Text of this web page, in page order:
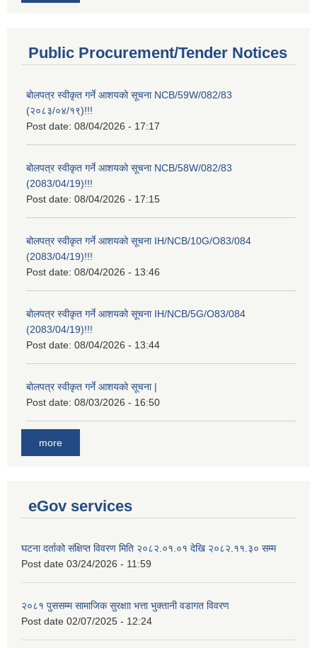
Public Procurement/Tender Notices
बोलपत्र स्वीकृत गर्ने आशयको सूचना NCB/59W/082/83
(२०८३/०४/१९)!!!
Post date: 08/04/2026 - 17:17
बोलपत्र स्वीकृत गर्ने आशयको सूचना NCB/58W/082/83
(2083/04/19)!!!
Post date: 08/04/2026 - 17:15
बोलपत्र स्वीकृत गर्ने आशयको सूचना IH/NCB/10G/O83/084
(2083/04/19)!!!
Post date: 08/04/2026 - 13:46
बोलपत्र स्वीकृत गर्ने आशयको सूचना IH/NCB/5G/O83/084
(2083/04/19)!!!
Post date: 08/04/2026 - 13:44
बोलपत्र स्वीकृत गर्ने आशयको सूचना |
Post date: 08/03/2026 - 16:50
more
eGov services
घटना दर्ताको संक्षिप्त विवरण मिति २०८२.०१.०१ देखि २०८२.११.३० सम्म
Post date 03/24/2026 - 11:59
२०८१ पुससम्म सामाजिक सुरक्षाा भत्ता भुक्तानी वडागत विवरण
Post date 02/07/2025 - 12:24